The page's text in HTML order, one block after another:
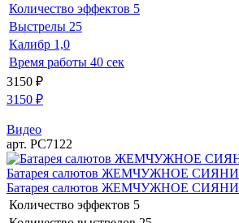
Количество эффектов 5
Выстрелы 25
Калибр 1,0
Время работы 40 сек
3150 ₽
3150 ₽
Видео
арт. РС7122
Батарея салютов ЖЕМЧУЖНОЕ
Батарея салютов ЖЕМЧУЖНОЕ
Количество эффектов 5